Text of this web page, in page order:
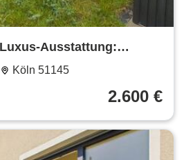
Ausstattung:
Stellplatz
Köln 51145
2.600 €